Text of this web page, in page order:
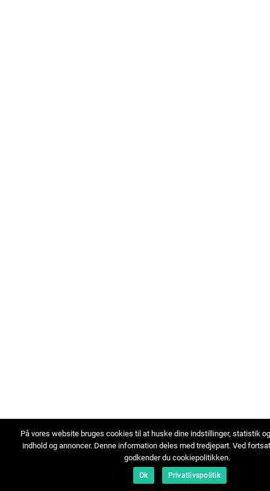
På vores website bruges cookies til at huske dine indstillinger, statistik
indhold og annoncer. Denne information deles med tredjepart. Ved
godkender du cookiepolitikken.
Ok Privatlivspolitik